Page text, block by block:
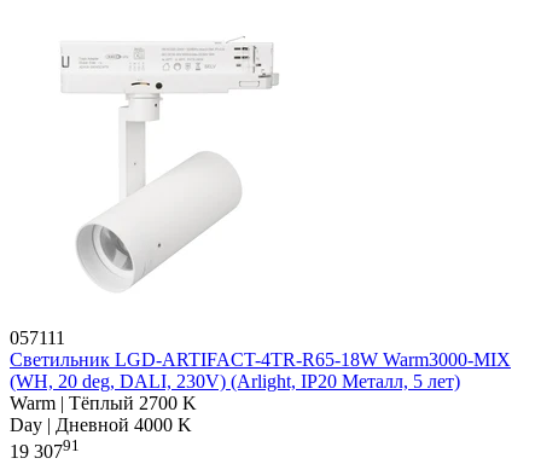
057111
Светильник LGD-ARTIFACT-4TR-R65-18W Warm3000-MIX
(WH, 20 deg, DALI, 230V) (Arlight, IP20 Металл, 5 лет)
Warm | Тёплый 2700 K
Day | Дневной 4000 K
19 30791